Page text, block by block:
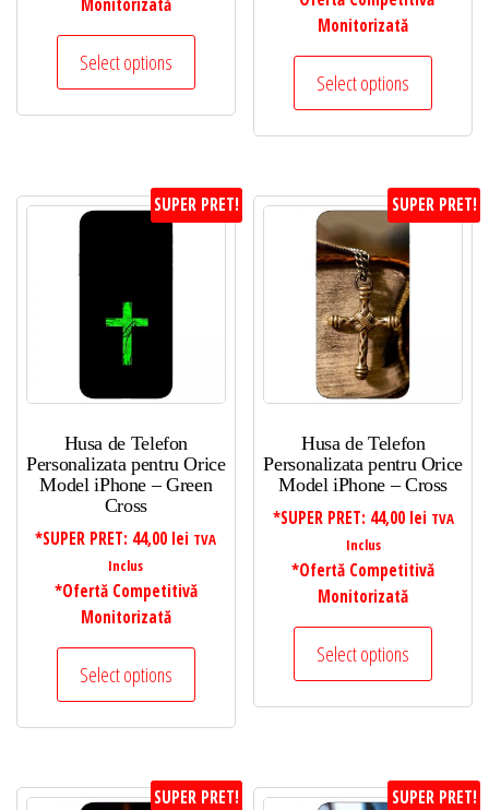
Monitorizată
Select options
Monitorizată
Select options
SUPER PRET!
Husa de Telefon
Personalizata pentru Orice
Model iPhone – Green
Cross
*SUPER PRET: 44,00 lei TVA
Inclus
*Ofertă Competitivă
Monitorizată
Select options
SUPER PRET!
Husa de Telefon
Personalizata pentru Orice
Model iPhone – Cross
*SUPER PRET: 44,00 lei TVA
Inclus
*Ofertă Competitivă
Monitorizată
Select options
SUPER PRET! SUPER PRET!